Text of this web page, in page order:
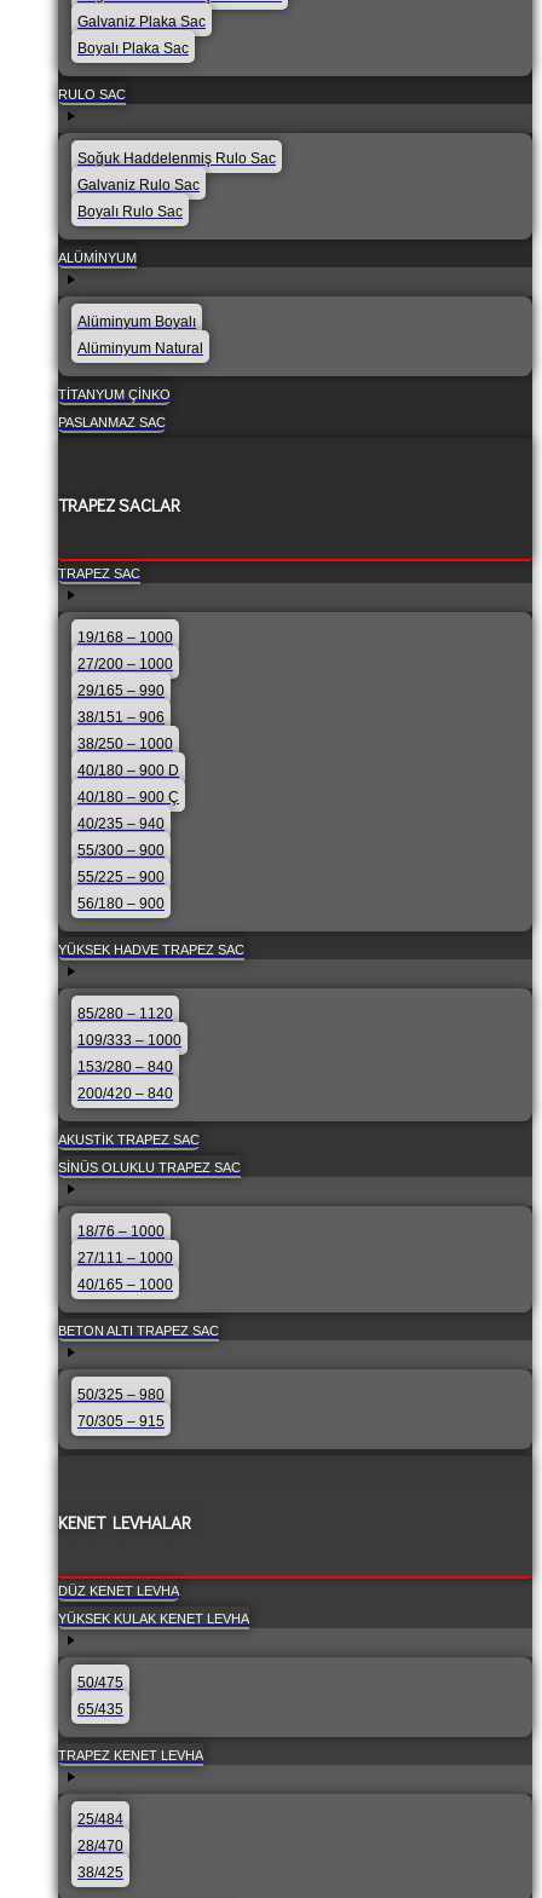
Galvaniz Plaka Sac
Boyalı Plaka Sac
RULO SAC
Soğuk Haddelenmiş Rulo Sac
Galvaniz Rulo Sac
Boyalı Rulo Sac
ALÜMINYUM
Alüminyum Boyalı
Alüminyum Natural
TITANYUM ÇINKO
PASLANMAZ SAC
TRAPEZ SACLAR
TRAPEZ SAC
19/168 – 1000
27/200 – 1000
29/165 – 990
38/151 – 906
38/250 – 1000
40/180 – 900 D
40/180 – 900 Ç
40/235 – 940
55/300 – 900
55/225 – 900
56/180 – 900
YÜKSEK HADVE TRAPEZ SAC
85/280 – 1120
109/333 – 1000
153/280 – 840
200/420 – 840
AKUSTIK TRAPEZ SAC
SINÜS OLUKLU TRAPEZ SAC
18/76 – 1000
27/111 – 1000
40/165 – 1000
BETON ALTI TRAPEZ SAC
50/325 – 980
70/305 – 915
KENET LEVHALAR
DÜZ KENET LEVHA
YÜKSEK KULAK KENET LEVHA
50/475
65/435
TRAPEZ KENET LEVHA
25/484
28/470
38/425